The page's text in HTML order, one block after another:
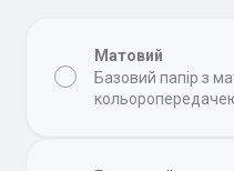
Матовий
Базовий папір з